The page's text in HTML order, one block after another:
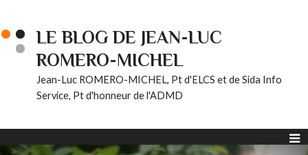
LE BLOG DE JEAN-LUC
ROMERO-MICHEL
Jean-Luc ROMERO-MICHEL, Pt d'ELCS et de Sida Info
Service, Pt d'honneur de l'ADMD